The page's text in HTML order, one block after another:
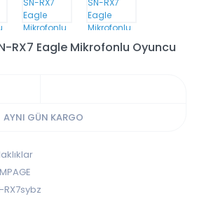
RX7 Eagle Mikrofonlu Oyuncu
AYNI GÜN KARGO
RX7sybz